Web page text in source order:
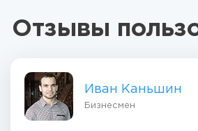
Отзывы
Иван Каньшин
Бизнесмен